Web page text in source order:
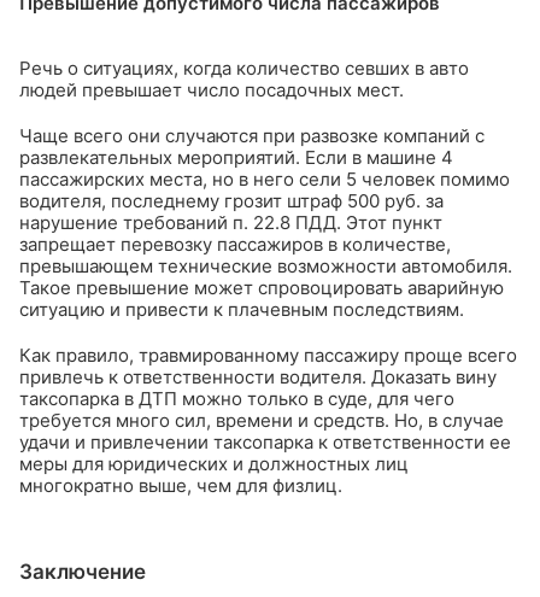
Речь о ситуациях, когда количество севших в авто
людей превышает число посадочных мест.
Чаще всего они случаются при развозке компаний с
развлекательных мероприятий. Если в машине 4
пассажирских места, но в него сели 5 человек помимо
водителя, последнему грозит штраф 500 руб. за
нарушение требований п. 22.8 ПДД. Этот пункт
запрещает перевозку пассажиров в количестве,
превышающем технические возможности автомобиля.
Такое превышение может спровоцировать аварийную
ситуацию и привести к плачевным последствиям.
Как правило, травмированному пассажиру проще всего
привлечь к ответственности водителя. Доказать вину
таксопарка в ДТП можно только в суде, для чего
требуется много сил, времени и средств. Но, в случае
удачи и привлечении таксопарка к ответственности ее
меры для юридических и должностных лиц
многократно выше, чем для физлиц.
Заключение